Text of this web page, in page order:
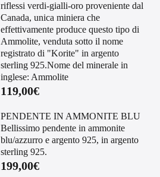
riflessi verdi-gialli-oro proveniente dal
Canada, unica miniera che
effettivamente produce questo tipo di
Ammolite, venduta sotto il nome
registrato di "Korite" in argento
sterling 925.Nome del minerale in
inglese: Ammolite
119,00€
PENDENTE IN AMMONITE BLU
Bellissimo pendente in ammonite
blu/azzurro e argento 925, in argento
sterling 925.
199,00€